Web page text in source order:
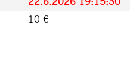
10 €